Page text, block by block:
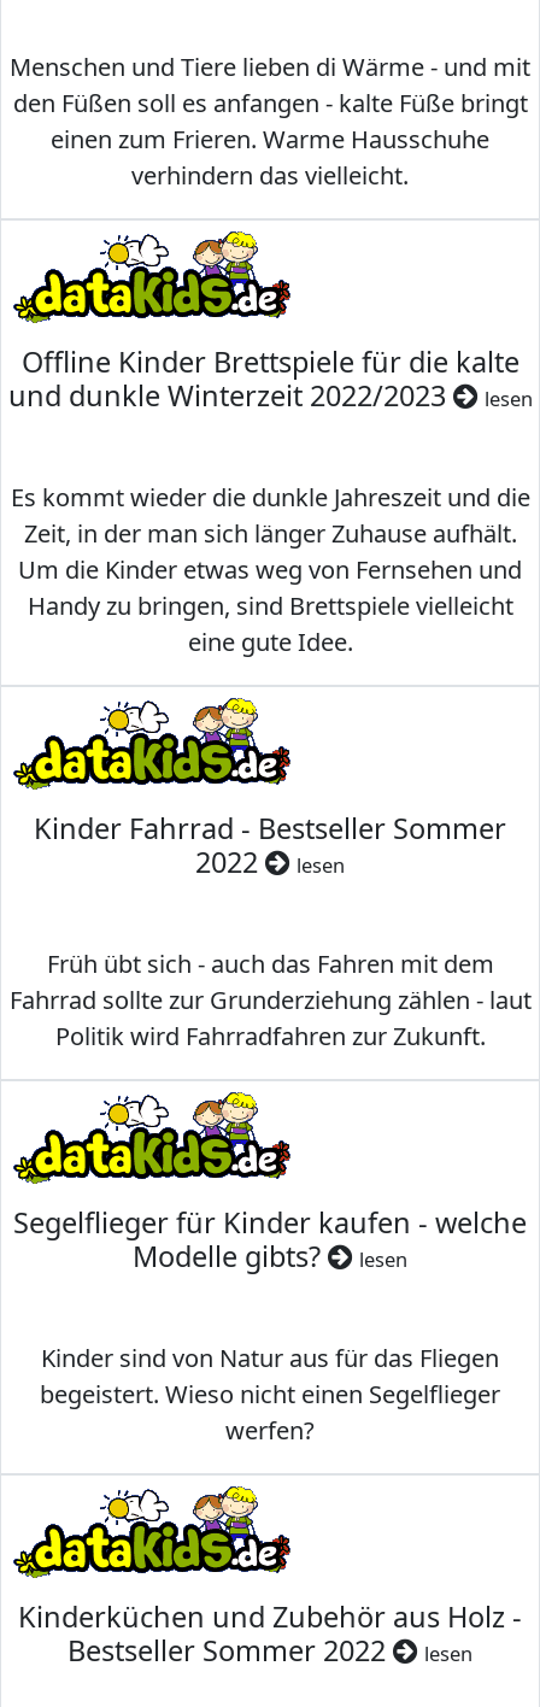
Menschen und Tiere lieben di Wärme - und mit
den Füßen soll es anfangen - kalte Füße bringt
einen zum Frieren. Warme Hausschuhe
verhindern das vielleicht.
Offline Kinder Brettspiele für die kalte
und dunkle Winterzeit 2022/2023
lesen
Es kommt wieder die dunkle Jahreszeit und die
Zeit, in der man sich länger Zuhause aufhält.
Um die Kinder etwas weg von Fernsehen und
Handy zu bringen, sind Brettspiele vielleicht
eine gute Idee.
Kinder Fahrrad - Bestseller Sommer
2022
lesen
Früh übt sich - auch das Fahren mit dem
Fahrrad sollte zur Grunderziehung zählen - laut
Politik wird Fahrradfahren zur Zukunft.
Segelflieger für Kinder kaufen - welche
Modelle gibts?
lesen
Kinder sind von Natur aus für das Fliegen
begeistert. Wieso nicht einen Segelflieger
werfen?
Kinderküchen und Zubehör aus Holz -
Bestseller Sommer 2022
lesen